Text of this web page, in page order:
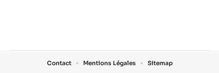
Contact Mentions Légales Sitemap